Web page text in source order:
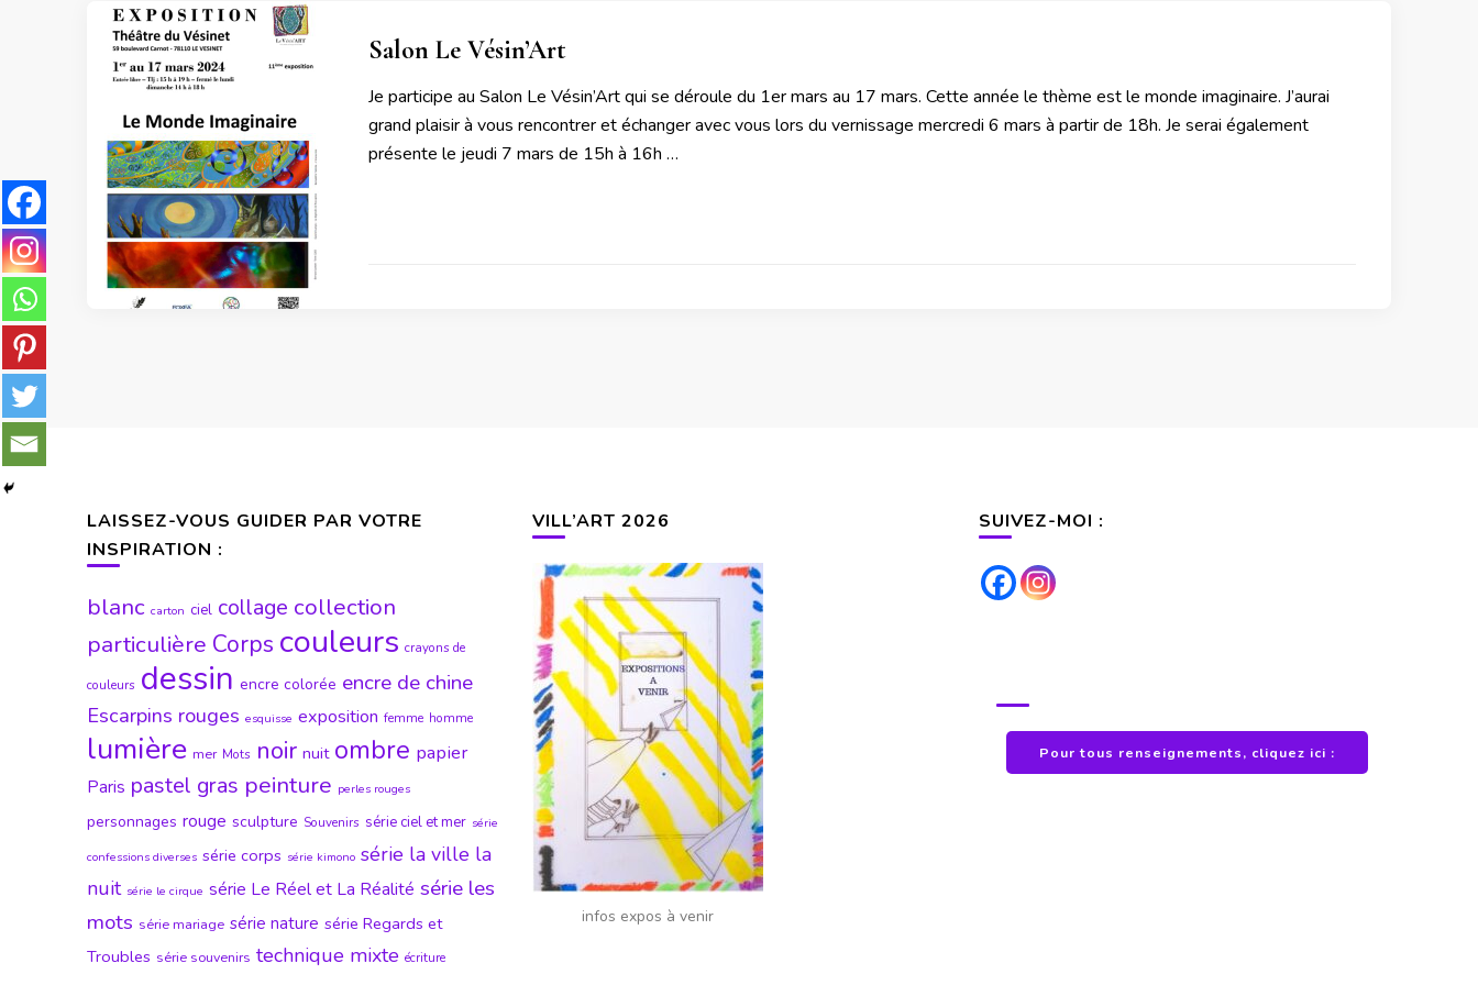
Salon Le Vésin’Art
Je participe au Salon Le Vésin’Art qui se déroule du 1er mars au 17 mars. Cette année le thème est le monde imaginaire. J’aurai
grand plaisir à vous rencontrer et échanger avec vous lors du vernissage mercredi 6 mars à partir de 18h. Je serai également
présente le jeudi 7 mars de 15h à 16h …
LAISSEZ-VOUS GUIDER PAR VOTRE
INSPIRATION :
blanc carton ciel collage collection
particulière Corps couleurs crayons de
couleurs dessin encre colorée encre de chine
Escarpins rouges esquisse exposition femme homme
lumière mer Mots noir nuit ombre papier
Paris pastel gras peinture perles rouges
personnages rouge sculpture Souvenirs série ciel et mer série
confessions diverses série corps série kimono série la ville la
nuit série le cirque série Le Réel et La Réalité série les
mots série mariage série nature série Regards et
Troubles série souvenirs technique mixte écriture
VILL’ART 2026
infos expos à venir
SUIVEZ-MOI :
Pour tous renseignements, cliquez ici :